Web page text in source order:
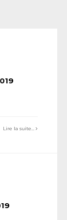
Lire la suite...